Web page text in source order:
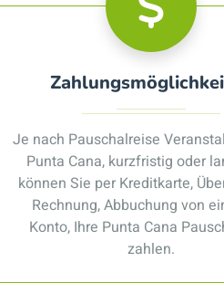
Je nach Pauschalreise
Punta Cana, kurzfristig oder
können Sie per Kreditkarte,
Rechnung, Abbuchung von
Konto, Ihre Punta Cana
zahlen.